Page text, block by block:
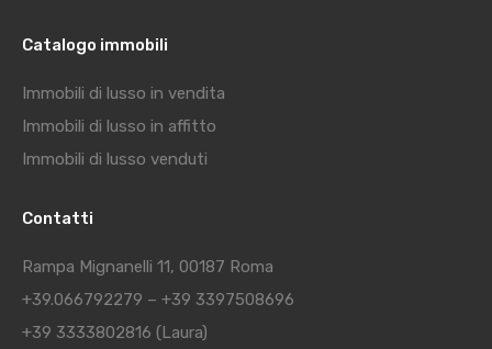
Catalogo immobili
Immobili di lusso in vendita
Immobili di lusso in affitto
Immobili di lusso venduti
Contatti
Rampa Mignanelli 11, 00187 Roma
+39.066792279 – +39 3397508696
+39 3333802816 (Laura)